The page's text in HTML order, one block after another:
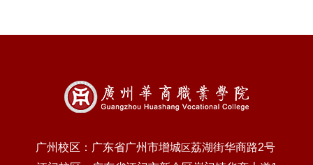
广州校区：广东省广州市增城区荔湖街华商路2号